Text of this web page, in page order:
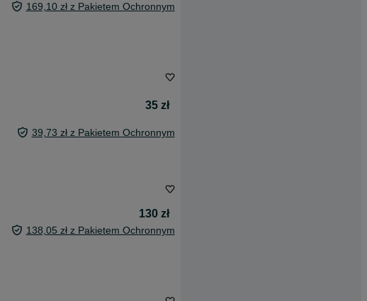
169,10 zł z Pakietem Ochronnym
35 zł
39,73 zł z Pakietem Ochronnym
130 zł
138,05 zł z Pakietem Ochronnym